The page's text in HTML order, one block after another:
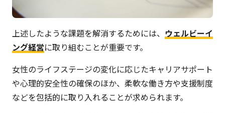
上述したような課題を解消するためには、 ウェルビーイ
ング経営に取り組むことが重要です。
女性のライフステージの変化に応じたキャリアサポート
や心理的安全性の確保のほか、柔軟な働き方や支援制度
などを包括的に取り入れることが求められます。